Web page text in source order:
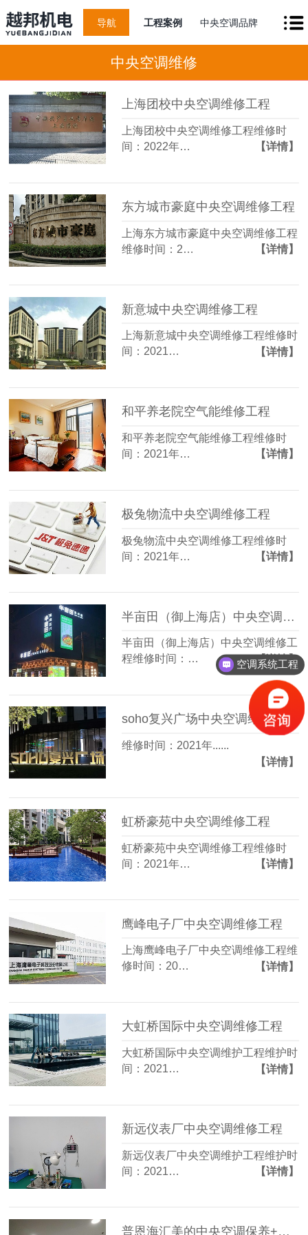
导航 工程案例 中央空调品牌
中央空调维修
上海团校中央空调维修工程
上海团校中央空调维修工程维修时
间：2022年…
【详情】
东方城市豪庭中央空调维修工程
上海东方城市豪庭中央空调维修工程
维修时间：2…
【详情】
新意城中央空调维修工程
上海新意城中央空调维修工程维修时
间：2021…
【详情】
和平养老院空气能维修工程
和平养老院空气能维修工程维修时
间：2021年…
【详情】
极兔物流中央空调维修工程
极兔物流中央空调维修工程维修时
间：2021年…
【详情】
半亩田（御上海店）中央空调维修工程
半亩田（御上海店）中央空调维修工
程维修时间：…
【详情】
soho复兴广场中央空调维修工程
维修时间：2021年......
【详情】
虹桥豪苑中央空调维修工程
虹桥豪苑中央空调维修工程维修时
间：2021年…
【详情】
鹰峰电子厂中央空调维修工程
上海鹰峰电子厂中央空调维修工程维
修时间：20…
【详情】
大虹桥国际中央空调维修工程
大虹桥国际中央空调维护工程维护时
间：2021…
【详情】
新远仪表厂中央空调维修工程
新远仪表厂中央空调维护工程维护时
间：2021…
【详情】
普恩海汇美的中央空调保养+维护工程-上海越邦机电
空调系统工程
中央空调方案